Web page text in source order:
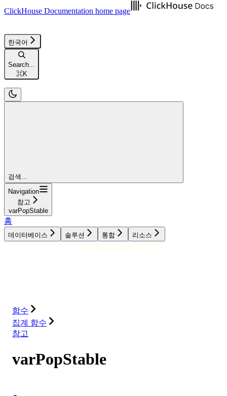
ClickHouse Documentation home page
한국어
Search...
⌘K
검색...
Navigation
참고
varPopStable
홈
데이터베이스 솔루션 통합 리소스
함수
집계 함수
참고
varPopStable